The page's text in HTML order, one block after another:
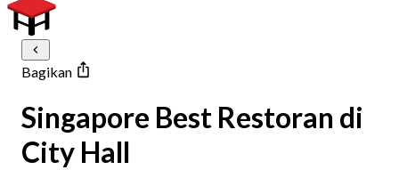
Bagikan
Singapore Best Restoran di
City Hall